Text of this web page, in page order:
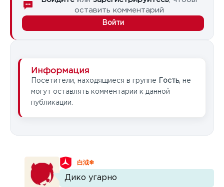
оставить комментарий
Войти
Информация
Посетители, находящиеся в группе Гость, не
могут оставлять комментарии к данной
публикации.
白泧❄
Дико угарно